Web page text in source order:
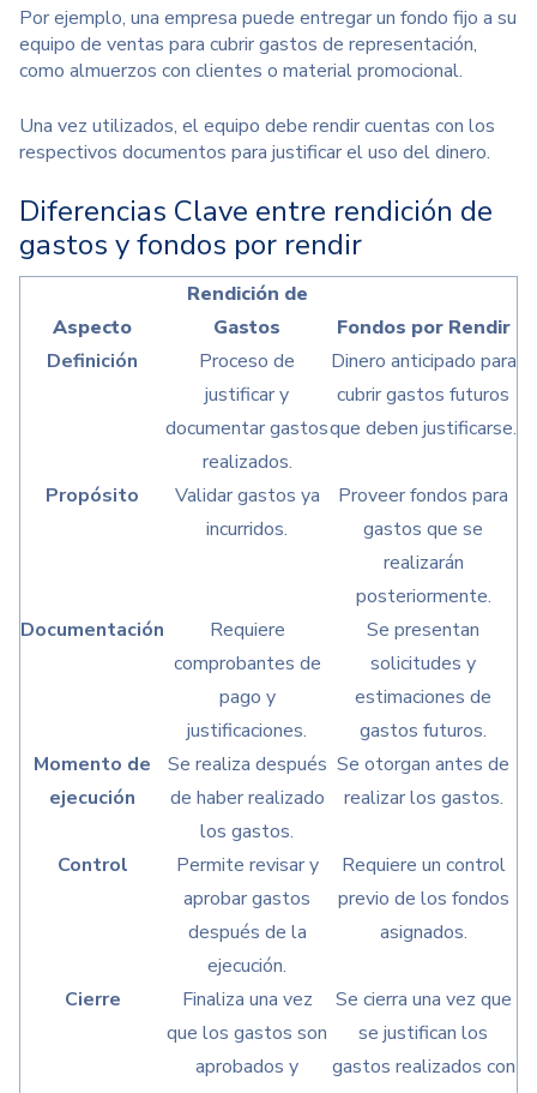
Por ejemplo, una empresa puede entregar un fondo fijo a su
equipo de ventas para cubrir gastos de representación,
como almuerzos con clientes o material promocional.
Una vez utilizados, el equipo debe rendir cuentas con los
respectivos documentos para justificar el uso del dinero.
Diferencias Clave entre rendición de
gastos y fondos por rendir
Aspecto
Rendición de
Gastos
Fondos por Rendir
Definición
Proceso de
justificar y
documentar gastos
realizados.
Dinero anticipado para
cubrir gastos futuros
que deben justificarse.
Propósito
Validar gastos ya
incurridos.
Proveer fondos para
gastos que se
realizarán
posteriormente.
Documentación
Requiere
comprobantes de
pago y
justificaciones.
Se presentan
solicitudes y
estimaciones de
gastos futuros.
Momento de
ejecución
Se realiza después
de haber realizado
los gastos.
Se otorgan antes de
realizar los gastos.
Control
Permite revisar y
aprobar gastos
después de la
ejecución.
Requiere un control
previo de los fondos
asignados.
Cierre
Finaliza una vez
que los gastos son
aprobados y
Se cierra una vez que
se justifican los
gastos realizados con